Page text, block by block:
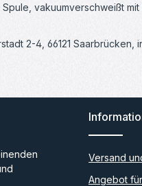
vakuumverschweißt
2-4, 66121
Versand
Angebot